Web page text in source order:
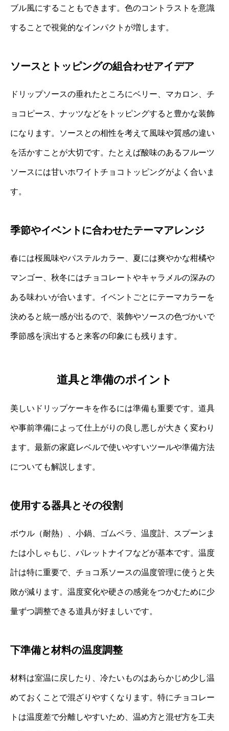
ブル風にすることもできます。色のコントラストを意識
することで視覚的なインパクトが増します。
ソースとトッピングの組合わせアイデア
ドリップソースの垂れたところにベリー、マカロン、チ
ョコピース、ナッツなどをトッピングすると豊かな装飾
になります。ソースとの相性を考えて風味や質感の違い
を活かすことが大切です。たとえば酸味のあるフルーツ
ソースには甘いホワイトチョコトッピングがよく合いま
す。
季節やイベントに合わせたテーマアレンジ
春には桜風味やパステルカラー、夏には爽やかな柑橘や
マンゴー、秋冬にはチョコレートやキャラメルの深みの
ある味わいが合います。イベントごとにテーマカラーを
決めると統一感が出るので、装飾やソースの色づかいで
季節感を演出すると来客の印象にも残ります。
道具と準備のポイント
美しいドリップケーキを作るには準備も重要です。道具
や事前準備によって仕上がりの良し悪しが大きく変わり
ます。最新の家庭レベルで使いやすいツールや準備方法
についても解説します。
使用する器具とその役割
ボウル（耐熱）、小鍋、ゴムベラ、温度計、スプーンま
たは小しゃもじ、パレットナイフなどが基本です。温度
計は特に重要で、チョコ系ソースの温度管理に使うと失
敗が減ります。温度変化や硬さの感覚をつかむために少
量ずつ調整できる道具が好ましいです。
下準備と材料の温度調整
材料は室温に戻したり、冷たいものはあらかじめ少し温
めておくことで混ざりやすくなります。特にチョコレー
トは温度差で分離しやすいため、温め方と混ぜ方を工夫